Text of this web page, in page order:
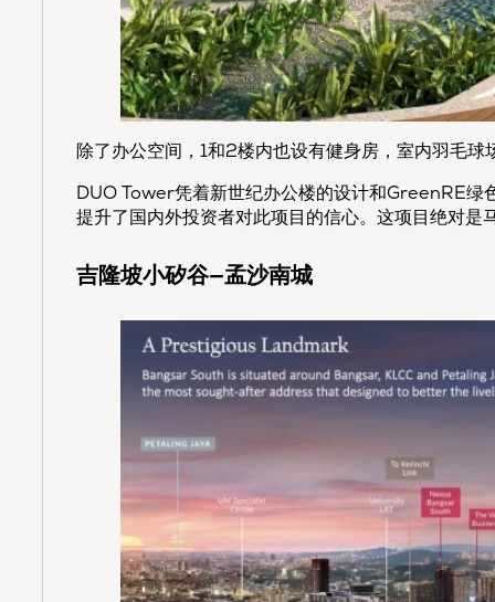
除了办公空间，1和2楼内也设有健身房，室内羽毛
DUO Tower凭着新世纪办公楼的设计和GreenRE绿
提升了国内外投资者对此项目的信心。这项目绝对
吉隆坡小矽谷—孟沙南城